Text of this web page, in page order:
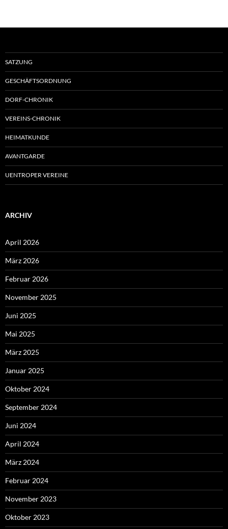
Schützenfest 2026
Generalversammlung 2026
Danke Wolfgang
NEUESTE KOMMENTARE
ARCHIV
April 2026
März 2026
Februar 2026
November 2025
Juni 2025
Mai 2025
März 2025
Januar 2025
Oktober 2024
September 2024
Juni 2024
April 2024
März 2024